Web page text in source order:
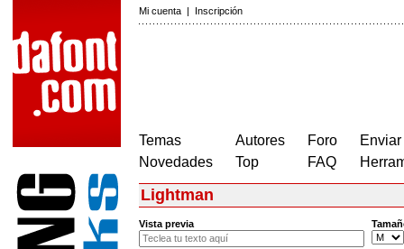
Mi cuenta | Inscripción
Temas
Novedades
Autores
Top
Foro
FAQ
Lightman
Vista previa